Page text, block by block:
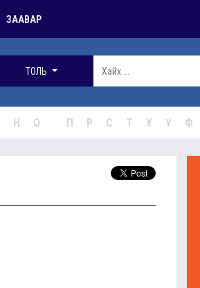
ЗААВАР
ТОЛЬ
Н О П Р С Т У Ү Ф